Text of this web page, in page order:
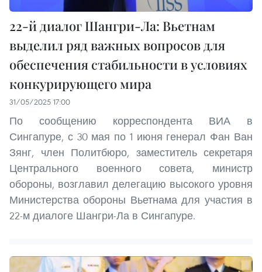
22-й диалог Шангри-Ла: Вьетнам
выделил ряд важных вопросов для
обеспечения стабильности в условиях
конкурирующего мира
31/05/2025 17:00
По сообщению корреспондента ВИА в
Сингапуре, с 30 мая по 1 июня генерал Фан Ван
Зянг, член Политбюро, заместитель секретаря
Центрального военного совета, министр
обороны, возглавил делегацию высокого уровня
Министерства обороны Вьетнама для участия в
22-м диалоге Шангри-Ла в Сингапуре.